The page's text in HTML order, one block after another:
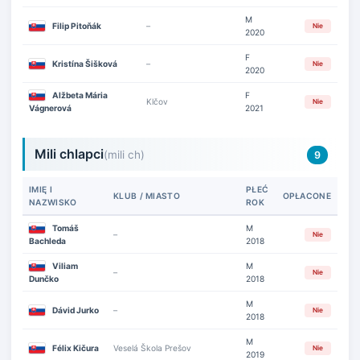
Filip Pitoňák –
M
2020
Nie
Kristína Šišková –
F
2020
Nie
Alžbeta Mária
Vágnerová
Klčov
F
2021
Nie
Mili chlapci(mili ch) 9
IMIĘ I
NAZWISKO
KLUB / MIASTO
PŁEĆ
ROK
OPŁACONE
Tomáš
Bachleda
–
M
2018
Nie
Viliam
Dunčko
–
M
2018
Nie
Dávid Jurko –
M
2018
Nie
Félix Kičura Veselá Škola Prešov
M
2019
Nie